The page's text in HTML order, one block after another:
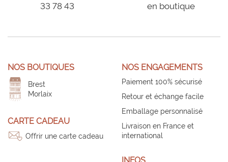
33 78 43
en boutique
NOS BOUTIQUES
Brest
Morlaix
CARTE CADEAU
Offrir une carte cadeau
NOS ENGAGEMENTS
Paiement 100% sécurisé
Retour et échange facile
Emballage personnalisé
Livraison en France et
international